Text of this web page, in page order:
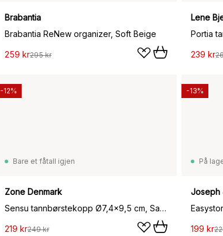
Brabantia
Brabantia ReNew organizer, Soft Beige
259 kr295 kr
Lene
Portia
239 kr
Bare et fåtall igjen
Zone Denmark
Sensu tannbørstekopp Ø7,4x9,5 cm, Sand
219 kr249 kr
-12%
På
Joseph
199 kr
-13%